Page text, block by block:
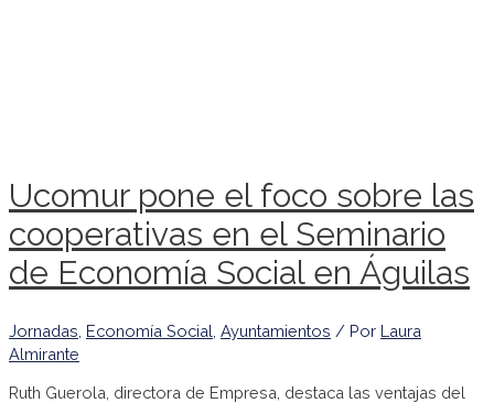
Ucomur pone el foco sobre las
cooperativas en el Seminario
de Economía Social en Águilas
Jornadas Economía Social Ayuntamientos / Por Laura
Almirante
Ruth Guerola, directora de Empresa, destaca las ventajas del